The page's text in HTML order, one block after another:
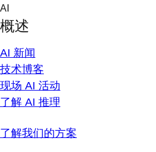
Skip
content
AI
概述
AI 新闻
技术博客
现场 AI 活动
了解 AI 推理
了解我们的方案